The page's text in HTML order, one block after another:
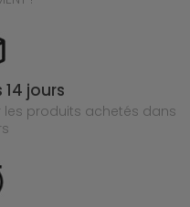
jours
les produits achetés dans